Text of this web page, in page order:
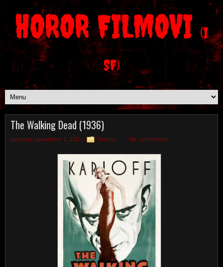
HOROR FILMOVI (I
SF)
The Walking Dead (1936)
tuesday, november 2, 2021 Thriller No comments